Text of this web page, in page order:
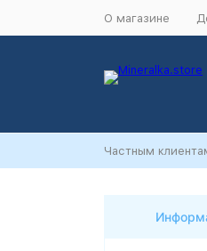
О магазине
Частным